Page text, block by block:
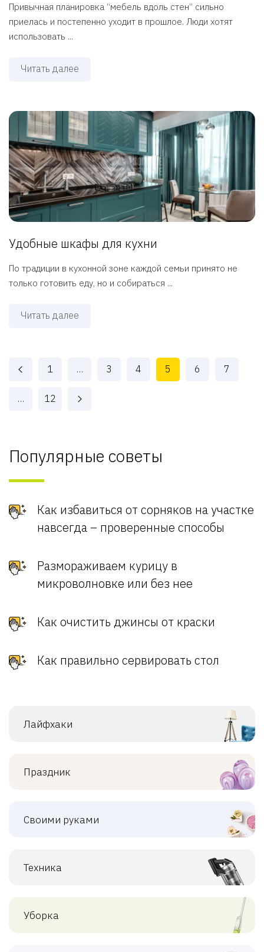
Привычная планировка “мебель вдоль стен” сильно
приелась и постепенно уходит в прошлое. Люди хотят
использовать ...
Читать далее
Удобные шкафы для кухни
По традиции в кухонной зоне каждой семьи принято не
только готовить еду, но и собираться ...
Читать далее
1 … 3 4 5 6 7
… 12
Популярные советы
Как избавиться от сорняков на участке
навсегда – проверенные способы
Размораживаем курицу в
микроволновке или без нее
Как очистить джинсы от краски
Как правильно сервировать стол
Лайфхаки
Праздник
Своими руками
Техника
Уборка